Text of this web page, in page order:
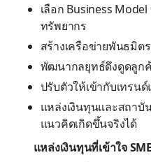
เลือก Business
ทรัพยากร
สร้างเครือข่ายพันธมิต
พัฒนากลยุทธ์ดึงดูดลูก
ปรับตัวให้เข้ากับเทรน
แหล่งเงินทุนและสถาบั
แนวคิดเกิดขึ้นจริงได้
แหล่งเงินทุนที่เข้าใจ SME